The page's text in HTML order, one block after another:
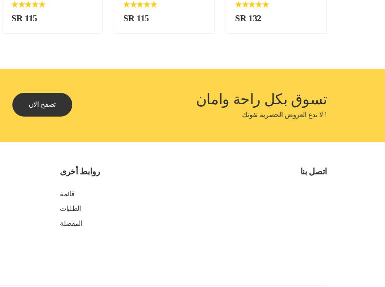
SR 115 SR 115 SR 132
تسوق بكل راحة وامان
! لا تدع العروض الحصرية تفوتك
تصفح الان
روابط أخرى
قائمة
الطلبات
المفضلة
اتصل بنا